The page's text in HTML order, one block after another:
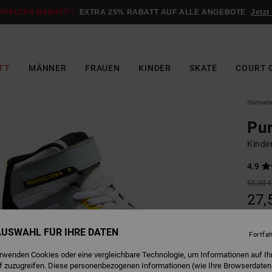
RABATT*: EXTRA 25% RABATT AUF ALLE ANGEBOTE Jetzt
MÄNNER FRAUEN KINDER SKATE COURT
Startseite
4.9
55,00 €
Farbe
FÜR IHRE DATEN
Cookies oder eine vergleichbare Technologie, um Informationen auf
Diese personenbezogenen Informationen (wie Ihre